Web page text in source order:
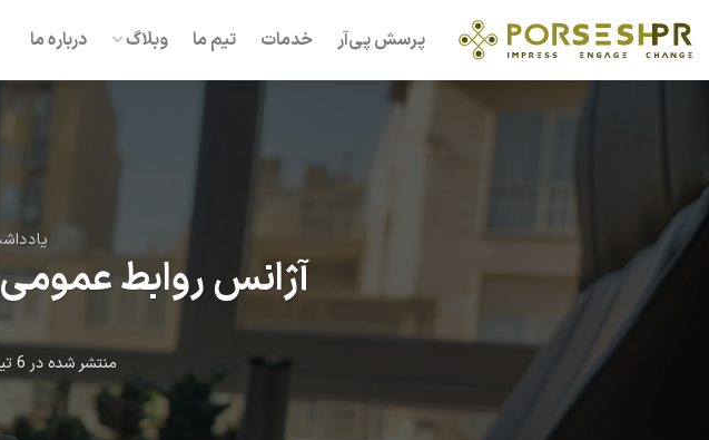
to
content
پرسش پی‌آر خدمات تیم ما وبلاگ درباره ما
آژانس روابط
منتشر شده در 6 تیر 1401